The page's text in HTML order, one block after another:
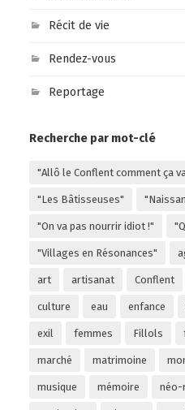
Récit de vie
Rendez-vous
Reportage
Recherche par mot-clé
"Allô le Conflent comment ça
"Les Bâtisseuses"
"On va pas nourrir idiot !"
"Villages en Résonances"
art artisanat Conflent
culture eau enfance
exil femmes Fillols
marché matrimoine
musique mémoire néo-